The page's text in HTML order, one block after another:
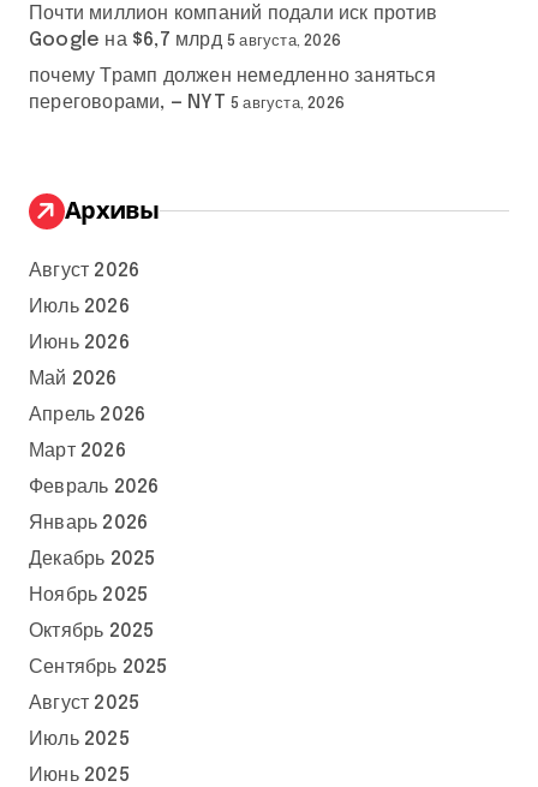
Почти миллион компаний подали иск против
Google на $6,7 млрд 5 августа, 2026
почему Трамп должен немедленно заняться
переговорами, — NYT 5 августа, 2026
Архивы
Август 2026
Июль 2026
Июнь 2026
Май 2026
Апрель 2026
Март 2026
Февраль 2026
Январь 2026
Декабрь 2025
Ноябрь 2025
Октябрь 2025
Сентябрь 2025
Август 2025
Июль 2025
Июнь 2025